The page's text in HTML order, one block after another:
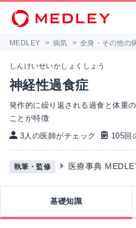
MEDLEY > 病気 > 全身・その他の
しんけいせいかしょくしょう
神経性過食症
発作的に繰り返される過食と体重
ことが特徴
3人の医師がチェック
105回
執筆・監修 医療事典
基礎知識